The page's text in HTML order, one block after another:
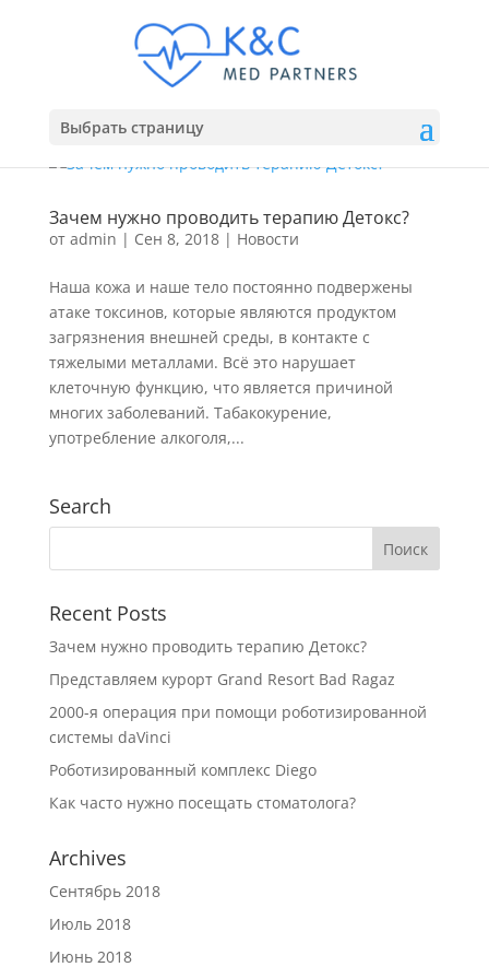
Выбрать страницу
Зачем нужно проводить терапию Детокс?
от admin | Сен 8, 2018| Новости
Наша кожа и наше тело постоянно подвержены
атаке токсинов, которые являются продуктом
загрязнения внешней среды, в контакте с
тяжелыми металлами. Всё это нарушает
клеточную функцию, что является причиной
многих заболеваний. Табакокурение,
употребление алкоголя,...
Search
Recent Posts
Зачем нужно проводить терапию Детокс?
Представляем курорт Grand Resort Bad Ragaz
2000-я операция при помощи роботизированной
системы daVinci
Роботизированный комплекс Diego
Как часто нужно посещать стоматолога?
Archives
Сентябрь 2018
Июль 2018
Июнь 2018